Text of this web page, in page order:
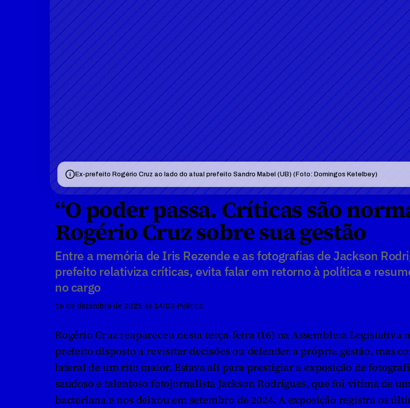
Ex-prefeito Rogério Cruz ao lado do atual prefeito Sandro Mabel (UB) (Foto: Domingos Ketelbey)
“O poder passa. Críticas são
Rogério Cruz sobre sua gestão
Entre a memória de Iris Rezende e as fotografias de Jackson
prefeito relativiza críticas, evita falar em retorno à política e
no cargo
16 de dezembro de 2025 às 14:02·Política
Rogério Cruz reapareceu nesta terça-feira (16) na Assembleia Legislativa
prefeito disposto a revisitar decisões ou defender a própria gestão, mas
lateral de um rito maior. Estava ali para prestigiar a exposição de
saudoso e talentoso fotojornalista Jackson Rodrigues, que foi vítima de
bacteriana e nos deixou em setembro de 2024. A exposição registra os